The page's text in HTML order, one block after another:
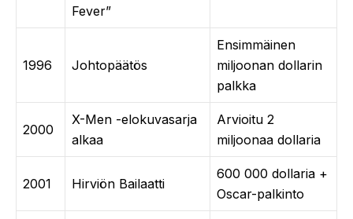
Fever”
1996 Johtopäätös
Ensimmäinen
miljoonan dollarin
palkka
2000
X-Men -elokuvasarja
alkaa
Arvioitu 2
miljoonaa dollaria
2001 Hirviön Bailaatti
600 000 dollaria +
Oscar-palkinto